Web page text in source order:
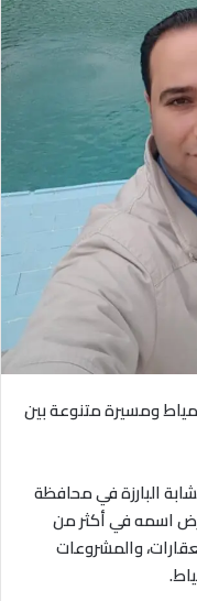
ومسيرة متنوعة بين
البارزة في محافظة
اسمه في أكثر من
والمشروعات